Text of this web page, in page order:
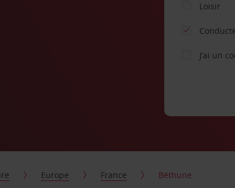
Loisir
J’ai un
Europe France Béthune